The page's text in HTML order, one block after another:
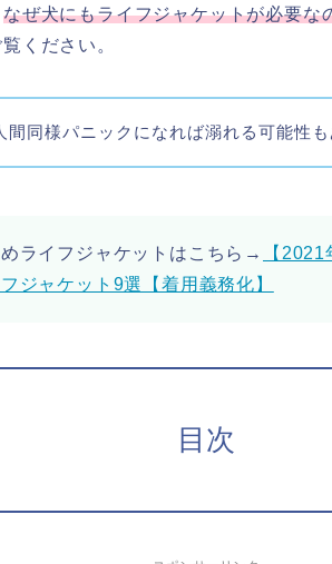
なぜ犬にもライフジャケットが必要な
ください。
間同様パニックになれば溺れる可能性も
ライフジャケットはこちら→
【
ジャケット9選【着用義務化】
目次